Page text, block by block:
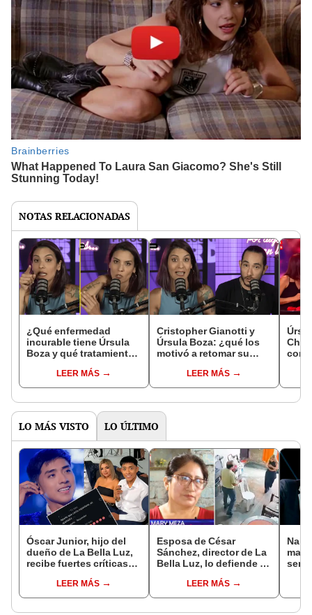
NOTAS RELACIONADAS
¿Qué enfermedad
incurable tiene Úrsula
Boza y qué tratamientos
LEER MÁS
Cristopher Gianotti y
Úrsula Boza: ¿qué los
motivó a retomar su
separación?
LEER MÁS
LO MÁS VISTO LO ÚLTIMO
Óscar Junior, hijo del
dueño de La Bella Luz,
recibe fuertes críticas
Naldy Saldaña:
“Apañador”
LEER MÁS
Esposa de César
Sánchez, director de La
Bella Luz, lo defiende y
relación clandestina
con Naldy Saldaña:
LEER MÁS